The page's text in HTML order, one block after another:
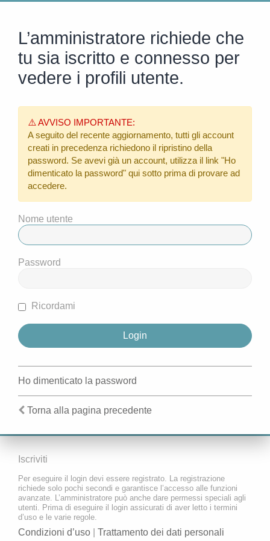
L’amministratore richiede che
tu sia iscritto e connesso per
vedere i profili utente.
⚠️ AVVISO IMPORTANTE:
A seguito del recente aggiornamento, tutti gli account
creati in precedenza richiedono il ripristino della
password. Se avevi già un account, utilizza il link "Ho
dimenticato la password" qui sotto prima di provare ad
accedere.
Nome utente
Password
Ricordami
Ho dimenticato la password
Torna alla pagina precedente
Iscriviti
Per eseguire il login devi essere registrato. La registrazione
richiede solo pochi secondi e garantisce l’accesso alle funzioni
avanzate. L’amministratore può anche dare permessi speciali agli
utenti. Prima di eseguire il login assicurati di aver letto i termini
d’uso e le varie regole.
Condizioni d’uso Trattamento dei dati personali